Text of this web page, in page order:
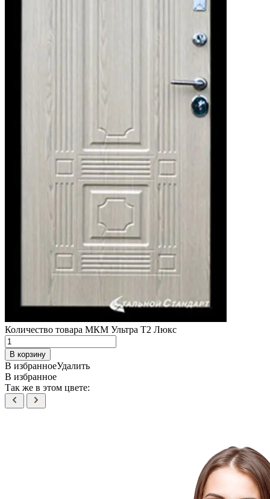
Количество товара МКМ Ультра Т2 Люкс
В корзину
В избранноеУдалить
В избранное
Так же в этом цвете: